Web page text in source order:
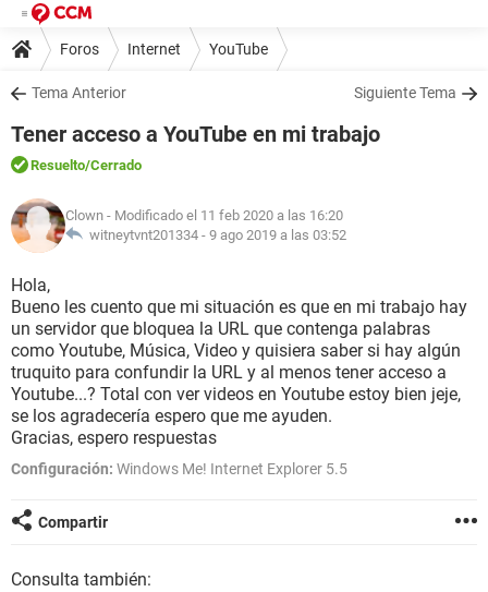
Foros Internet YouTube
Tema Anterior Siguiente Tema
Tener acceso a YouTube en mi trabajo
Resuelto/Cerrado
Clown - Modificado el 11 feb 2020 a las 16:20
witneytvnt201334 - 9 ago 2019 a las 03:52
Hola,
Bueno les cuento que mi situación es que en mi trabajo hay
un servidor que bloquea la URL que contenga palabras
como Youtube, Música, Video y quisiera saber si hay algún
truquito para confundir la URL y al menos tener acceso a
Youtube...? Total con ver videos en Youtube estoy bien jeje,
se los agradecería espero que me ayuden.
Gracias, espero respuestas
Configuración: Windows Me! Internet Explorer 5.5
Compartir
Consulta también: